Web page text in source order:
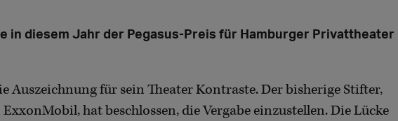
in diesem Jahr der Pegasus-Preis für Hamburger Privattheater
Auszeichnung für sein Theater Kontraste. Der bisherige Stifter,
hat beschlossen, die Vergabe einzustellen. Die Lücke